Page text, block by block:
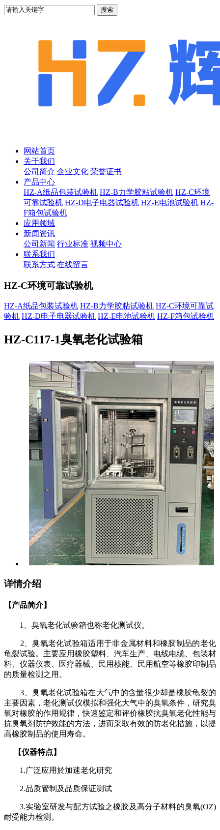
网站首页
关于我们
公司简介 企业文化 荣誉证书
产品中心
HZ-A纸品包装试验机 HZ-B力学胶粘试验机 HZ-C环境
可靠试验机 HZ-D电子电器试验机 HZ-E电池试验机 HZ-
F箱包试验机
应用领域
新闻资讯
公司新闻 行业标准 视频中心
联系我们
联系方式 在线留言
HZ-C环境可靠试验机
HZ-A纸品包装试验机 HZ-B力学胶粘试验机 HZ-C环境可靠试
验机 HZ-D电子电器试验机 HZ-E电池试验机 HZ-F箱包试验机
HZ-C117-1臭氧老化试验箱
详情介绍
【产品简介】
1 、臭氧老化试验箱也称老化测试仪。
2 、臭氧老化试验箱适用于非金属材料和橡胶制品的老化
龟裂试验。主要应用橡胶塑料、汽车生产、电线电缆、包装材
料、仪器仪表、医疗器械、民用核能、民用航空等橡胶印制品
的质量检测之用。
3、臭氧老化试验箱在大气中的含量很少却是橡胶龟裂的
主要因素，老化测试仪模拟和强化大气中的臭氧条件，研究臭
氧对橡胶的作用规律，快速鉴定和评价橡胶抗臭氧老化性能与
抗臭氧剂防护效能的方法，进而采取有效的防老化措施，以提
高橡胶制品的使用寿命。
【仪器特点】
1.广泛应用於加速老化研究
2.品质管制及品质保证测试
3.实验室研发与配方试验之橡胶及高分子材料的臭氧(OZ)
耐受能力检测。